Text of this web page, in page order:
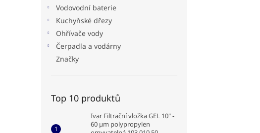
Vodovodní baterie
Kuchyňské dřezy
Ohřívače vody
Čerpadla a vodárny
Značky
Top 10 produktů
Ivar Filtrační vložka GEL 10" -
60 µm polypropylen